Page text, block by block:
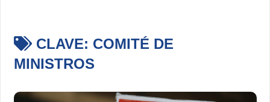
CLAVE: COMITÉ DE
MINISTROS